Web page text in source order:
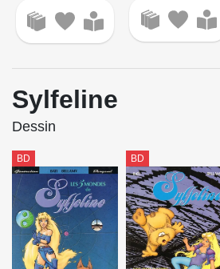
Sylfeline
Dessin
BD BD